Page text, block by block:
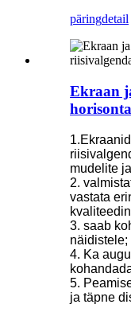
päringdetail
Ekraan
mudelite
2.
vastata
3. saab
näidistele;
4. Ka
5.
ja täpne